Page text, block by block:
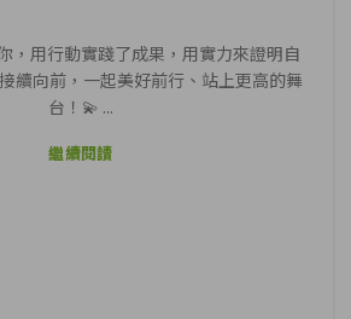
，用行動實踐了成果，用實力來證明自
續向前，一起美好前行、站上更高的舞
台！💫 ...
繼續閱讀